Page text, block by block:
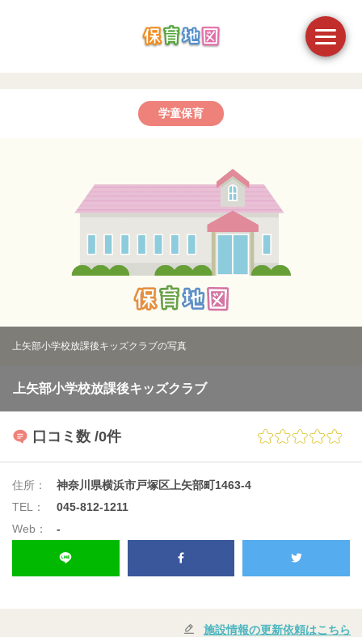
学童保育
上矢部小学校放課後キッズクラブの写真
上矢部小学校放課後キッズクラブ
口コミ数 /0件
住所：
神奈川県横浜市戸塚区上矢部町1463-4
TEL：
045-812-1211
Web：
-
施設情報の更新依頼はこちら